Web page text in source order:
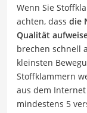
Wenn Sie
achten, dass die
Qualität
brechen schnell
kleinsten
Stoffklammern
aus dem
mindestens 5